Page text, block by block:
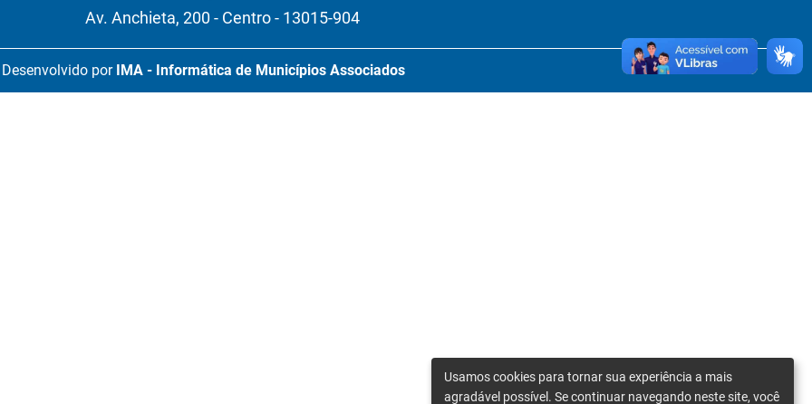
Av. Anchieta, 200 - Centro - 13015-904
Desenvolvido por IMA - Informática de Municípios Associados
Usamos cookies para tornar sua experiência a mais
agradável possível. Se continuar navegando neste site, você